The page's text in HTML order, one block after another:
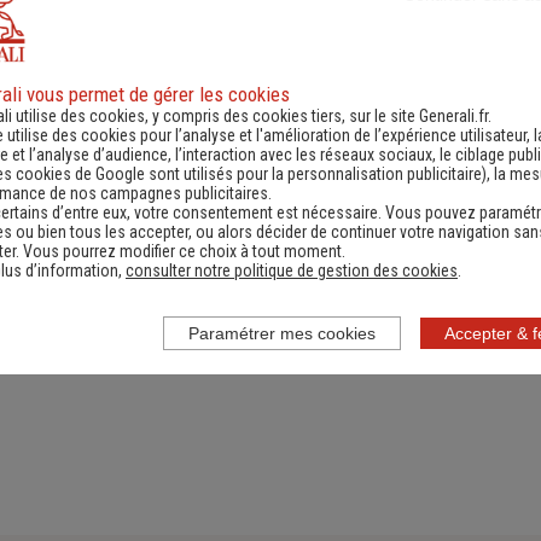
d'information
une actualité,
réglementation...)
Contacter un
(Obtenir un devis,
information, faire un
vous permet de gérer les cookies
utilise des cookies, y compris des cookies tiers, sur le site Generali.fr.
utilise des cookies pour l’analyse et l'amélioration de l’expérience utilisateur,
et l’analyse d’audience, l’interaction avec les réseaux sociaux, le ciblage
cookies de Google sont utilisés pour la personnalisation publicitaire), la
de nos campagnes publicitaires.
d’entre eux, votre consentement est nécessaire. Vous pouvez
ou bien tous les accepter, ou alors décider de continuer votre navigation
Vous pourrez modifier ce choix à tout moment.
d’information, consulter notre politique de gestion des cookies
Accepter &
Paramétrer mes cookies